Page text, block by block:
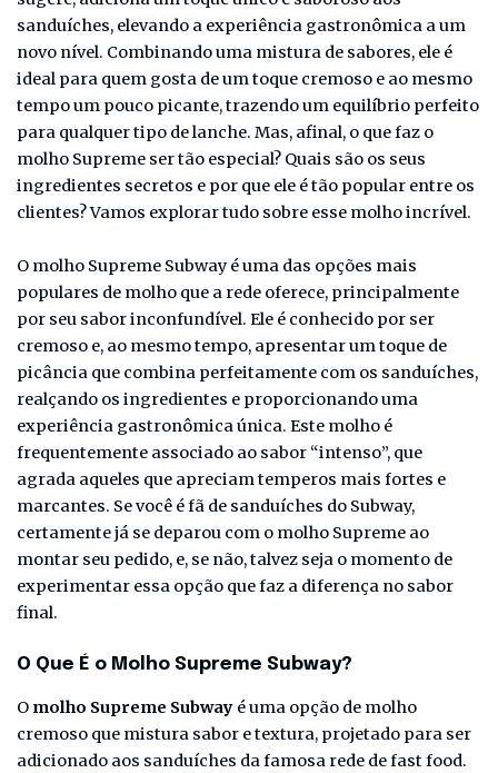
sanduíches, elevando a experiência gastronômica a um
novo nível. Combinando uma mistura de sabores, ele é
ideal para quem gosta de um toque cremoso e ao mesmo
tempo um pouco picante, trazendo um equilíbrio perfeito
para qualquer tipo de lanche. Mas, afinal, o que faz o
molho Supreme ser tão especial? Quais são os seus
ingredientes secretos e por que ele é tão popular entre os
clientes? Vamos explorar tudo sobre esse molho incrível.
O molho Supreme Subway é uma das opções mais
populares de molho que a rede oferece, principalmente
por seu sabor inconfundível. Ele é conhecido por ser
cremoso e, ao mesmo tempo, apresentar um toque de
picância que combina perfeitamente com os sanduíches,
realçando os ingredientes e proporcionando uma
experiência gastronômica única. Este molho é
frequentemente associado ao sabor “intenso”, que
agrada aqueles que apreciam temperos mais fortes e
marcantes. Se você é fã de sanduíches do Subway,
certamente já se deparou com o molho Supreme ao
montar seu pedido, e, se não, talvez seja o momento de
experimentar essa opção que faz a diferença no sabor
final.
O Que É o Molho Supreme Subway?
O molho Supreme Subway é uma opção de molho
cremoso que mistura sabor e textura, projetado para ser
adicionado aos sanduíches da famosa rede de fast food.